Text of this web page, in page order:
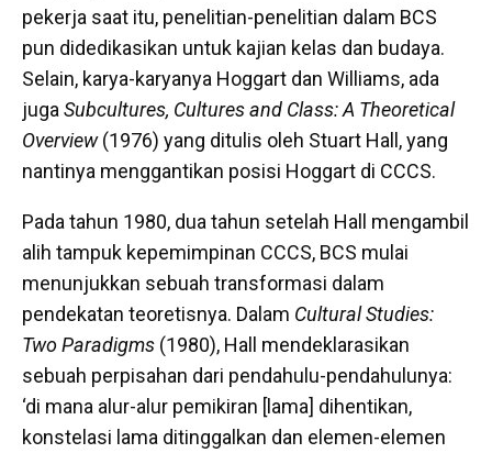
pekerja saat itu, penelitian-penelitian dalam BCS
pun didedikasikan untuk kajian kelas dan budaya.
Selain, karya-karyanya Hoggart dan Williams, ada
jugaSubcultures, Cultures and Class: A Theoretical
Overview(1976) yang ditulis oleh Stuart Hall, yang
nantinya menggantikan posisi Hoggart di CCCS.
Pada tahun 1980, dua tahun setelah Hall mengambil
alih tampuk kepemimpinan CCCS, BCS mulai
menunjukkan sebuah transformasi dalam
pendekatan teoretisnya. Dalam Cultural Studies:
Two Paradigms (1980), Hall mendeklarasikan
sebuah perpisahan dari pendahulu-pendahulunya:
‘di mana alur-alur pemikiran [lama] dihentikan,
konstelasi lama ditinggalkan dan elemen-elemen